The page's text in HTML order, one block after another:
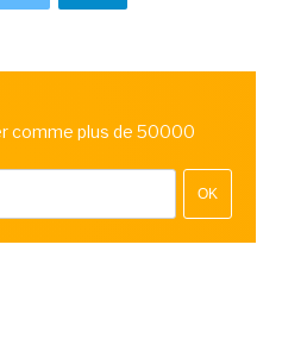
comme plus de 50000
OK